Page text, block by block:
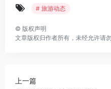
# 旅游动态
© 版权声明
文章版权归作者所有，未经允许请勿
上一篇